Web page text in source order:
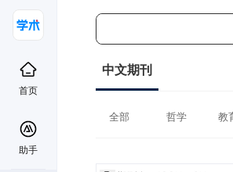
首页
助手
中文期刊
全部 哲学 教